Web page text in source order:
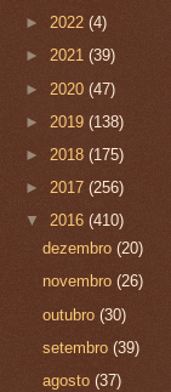
► 2022 (4)
► 2021 (39)
► 2020 (47)
► 2019 (138)
► 2018 (175)
► 2017 (256)
▼ 2016 (410)
dezembro(20)
novembro(26)
outubro(30)
setembro(39)
agosto(37)